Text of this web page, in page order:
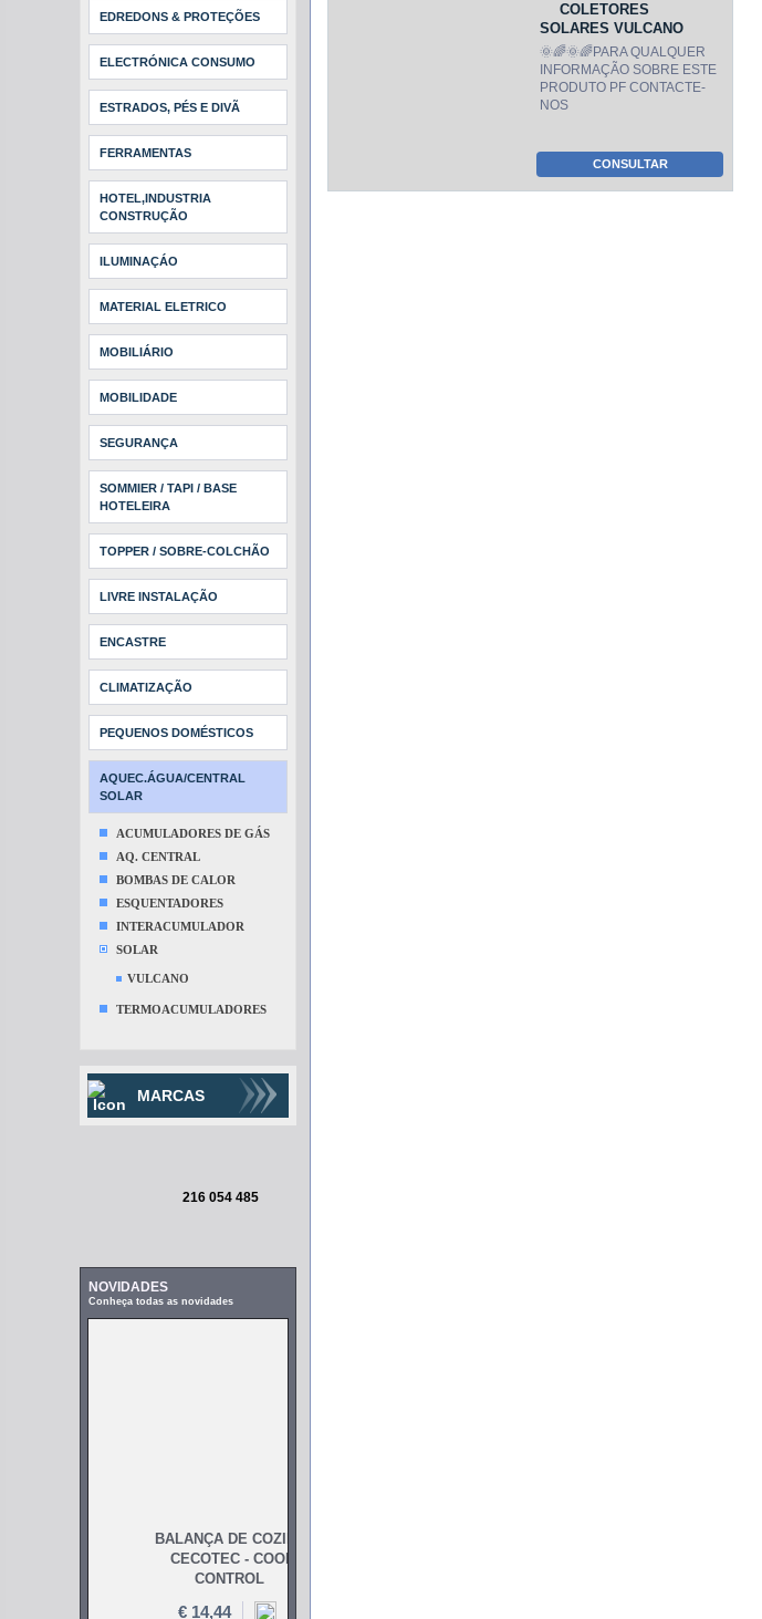
EDREDONS & PROTEÇÕES
ELECTRÓNICA CONSUMO
ESTRADOS, PÉS E DIVÃ
FERRAMENTAS
HOTEL,INDUSTRIA
CONSTRUÇÃO
ILUMINAÇÁO
MATERIAL ELETRICO
MOBILIÁRIO
MOBILIDADE
SEGURANÇA
SOMMIER / TAPI / BASE
HOTELEIRA
TOPPER / SOBRE-COLCHÃO
LIVRE INSTALAÇÃO
ENCASTRE
CLIMATIZAÇÃO
PEQUENOS DOMÉSTICOS
AQUEC.ÁGUA/CENTRAL
SOLAR
ACUMULADORES DE GÁS
AQ. CENTRAL
BOMBAS DE CALOR
ESQUENTADORES
INTERACUMULADOR
SOLAR
VULCANO
TERMOACUMULADORES
MARCAS
216 054 485
NOVIDADES
Conheça todas as novidades
COLETORES
SOLARES VULCANO
🌞🌈🌞🌈PARA QUALQUER
INFORMAÇÃO SOBRE ESTE
PRODUTO PF CONTACTE-
NOS
CONSULTAR